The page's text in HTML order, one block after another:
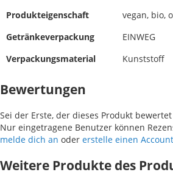
Produkteigenschaft
vegan, bio,
Getränkeverpackung
EINWEG
Verpackungsmaterial
Kunststoff
Bewertungen
Sei der Erste, der dieses Produkt bewertet
Nur eingetragene Benutzer können
melde dich an oder erstelle einen Account
Weitere Produkte des